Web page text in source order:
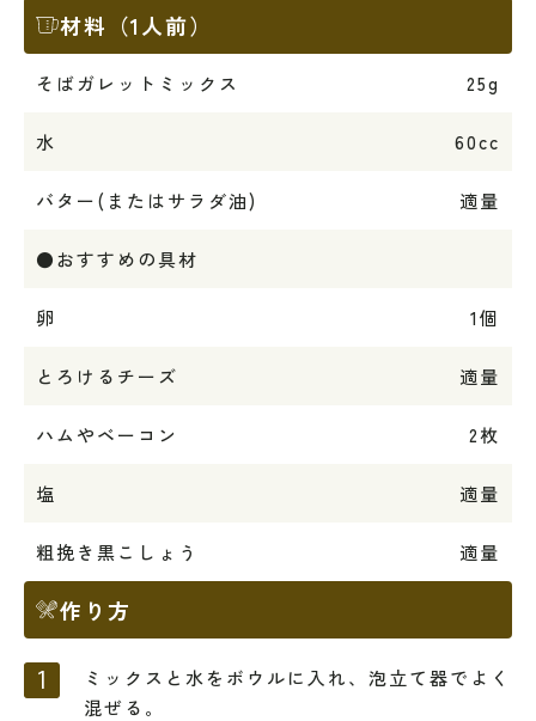
材料（1人前）
そばガレットミックス 25g
水 60cc
バター(またはサラダ油) 適量
●おすすめの具材
卵 1個
とろけるチーズ 適量
ハムやベーコン 2枚
塩 適量
粗挽き黒こしょう 適量
作り方
ミックスと水をボウルに入れ、泡立て器でよく
混ぜる。